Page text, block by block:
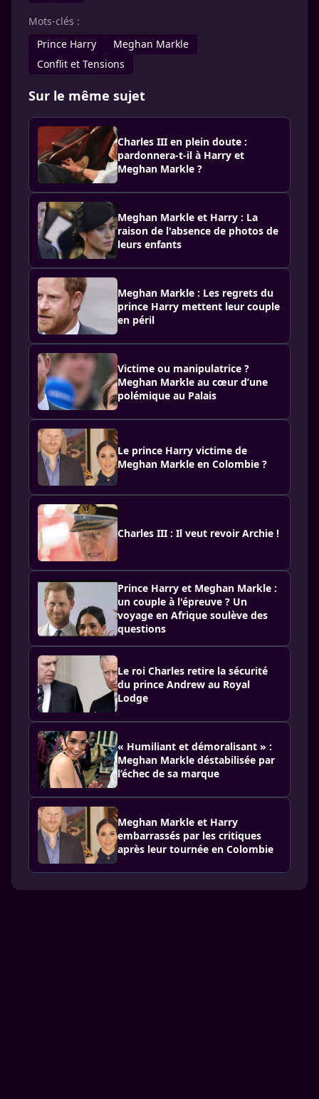
Mots-clés :
Prince Harry
Meghan Markle
Conflit et Tensions
Sur le même sujet
Charles III en plein doute :
pardonnera-t-il à Harry et
Meghan Markle ?
Meghan Markle et Harry : La
raison de l'absence de photos de
leurs enfants
Meghan Markle : Les regrets du
prince Harry mettent leur couple
en péril
Victime ou manipulatrice ?
Meghan Markle au cœur d’une
polémique au Palais
Le prince Harry victime de
Meghan Markle en Colombie ?
Charles III : Il veut revoir Archie !
Prince Harry et Meghan Markle :
un couple à l'épreuve ? Un
voyage en Afrique soulève des
questions
Le roi Charles retire la sécurité
du prince Andrew au Royal
Lodge
« Humiliant et démoralisant » :
Meghan Markle déstabilisée par
l’échec de sa marque
Meghan Markle et Harry
embarrassés par les critiques
après leur tournée en Colombie